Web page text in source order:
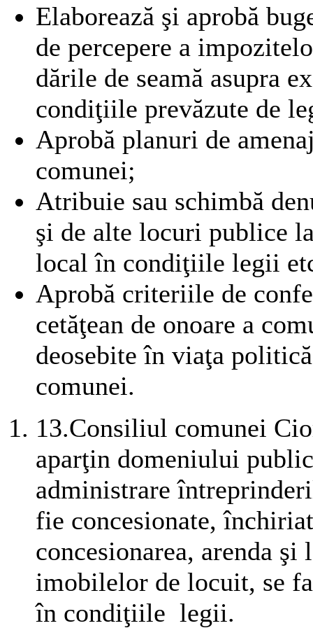
Elaborează şi aprobă
de percepere a
dările de seamă asupra
condiţiile prevăzute de
Aprobă planuri de
comunei;
Atribuie sau schimbă
şi de alte locuri publice
local în condiţiile legii
Aprobă criteriile de
cetăţean de onoare a
deosebite în viaţa
comunei.
13.Consiliul comunei
aparţin domeniului
administrare
fie concesionate,
concesionarea, arenda
imobilelor de locuit, se
în condiţiile legii.